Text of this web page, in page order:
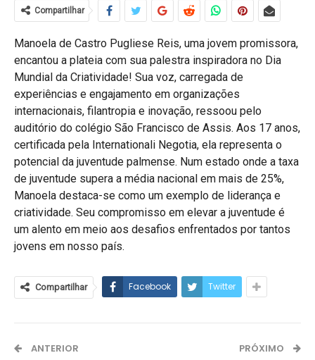
Compartilhar
Manoela de Castro Pugliese Reis, uma jovem promissora,
encantou a plateia com sua palestra inspiradora no Dia
Mundial da Criatividade! Sua voz, carregada de
experiências e engajamento em organizações
internacionais, filantropia e inovação, ressoou pelo
auditório do colégio São Francisco de Assis. Aos 17 anos,
certificada pela Internationali Negotia, ela representa o
potencial da juventude palmense. Num estado onde a taxa
de juventude supera a média nacional em mais de 25%,
Manoela destaca-se como um exemplo de liderança e
criatividade. Seu compromisso em elevar a juventude é
um alento em meio aos desafios enfrentados por tantos
jovens em nosso país.
Compartilhar Facebook Twitter
ANTERIOR PRÓXIMO